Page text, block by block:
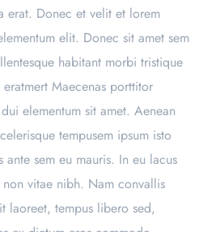
erat. Donec et velit et lorem
elit. Donec sit amet sem
habitant morbi tristique
Maecenas porttitor
elementum sit amet. Aenean
tempusem ipsum isto
sem eu mauris. In eu lacus
vitae nibh. Nam convallis
laoreet, tempus libero sed,